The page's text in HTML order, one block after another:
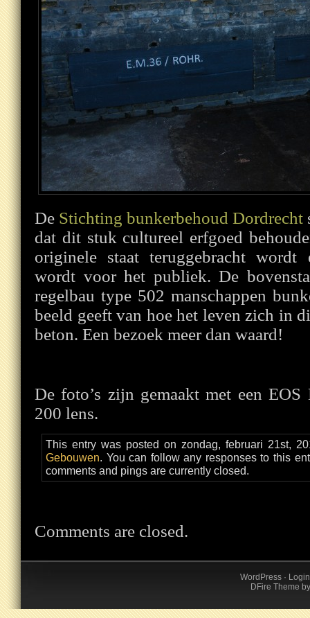
De Stichting bunkerbehoud Dordrecht
dat dit stuk cultureel erfgoed
originele staat teruggebracht wordt
wordt voor het publiek. De
regelbau type 502 manschappen
beeld geeft van hoe het leven zich in
beton. Een bezoek meer dan waard!
De foto’s zijn gemaakt met een
200 lens.
This entry was posted on zondag, februari 21st,
Gebouwen. You can follow any responses to this
comments and pings are currently closed.
Comments are closed.
WordPress· Login
DFire Theme